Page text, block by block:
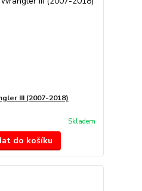
III (2007-2018)
Skladem
do košíku